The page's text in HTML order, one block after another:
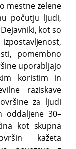
mestne zelene
počutju ljudi,
kot so
pomembno
uporabljajo
koristim in
raziskave
za ljudi
oddaljene 30–
kot skupna
kažeta